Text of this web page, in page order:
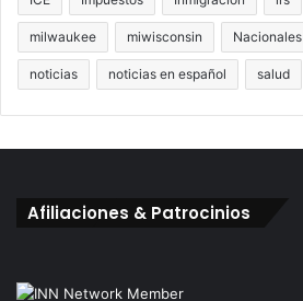
milwaukee miwisconsin Nacionales
noticias noticias en español salud
Afiliaciones & Patrocinios